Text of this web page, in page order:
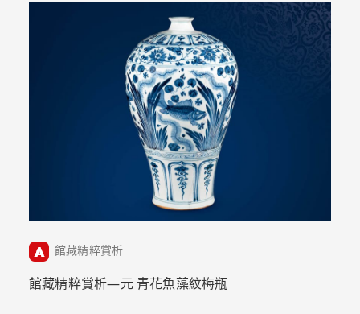
館藏精粹賞析
館藏精粹賞析—元 青花魚藻紋梅瓶